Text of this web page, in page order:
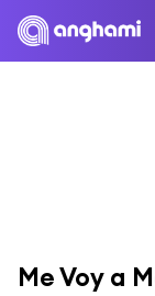
Me Voy a